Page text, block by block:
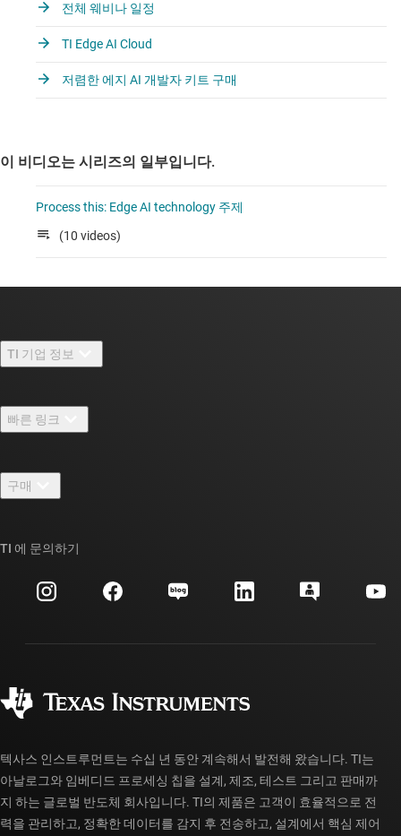
TI의 딥 러닝 가속기를 위한 최적화.
오픈 소스 런타임을 사용한 모델 컴파일.
모델 성능/정확도 벤치마킹.
전체 웨비나 일정
TI Edge AI Cloud
저렴한 에지 AI 개발자 키트 구매
이 비디오는 시리즈의 일부입니다.
Process this: Edge AI technology 주제
(10 videos)
TI 기업 정보
채용
뉴스룸
이벤트
투자 관계
빠른 링크
TI E2E™ 설계 지원 포럼
대체품 검색
고객 지원 센터
myTI 계정 FAQ
구매
주문 FAQ
TI 에 문의하기
텍사스 인스트루먼트는 수십 년 동안 계속해서 발전해 왔습니다. TI는
아날로그와 임베디드 프로세싱 칩을 설계, 제조, 테스트 그리고 판매까
지 하는 글로벌 반도체 회사입니다. TI의 제품은 고객이 효율적으로 전
력을 관리하고, 정확한 데이터를 감지 후 전송하고, 설계에서 핵심 제어